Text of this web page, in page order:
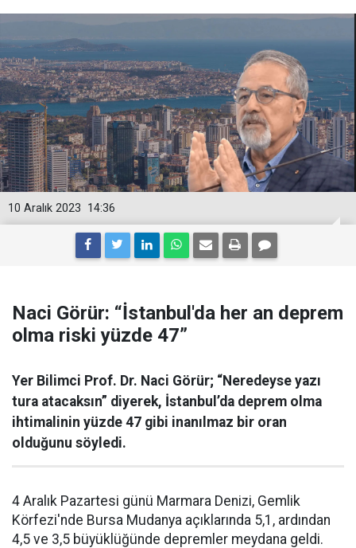
14:36
10 Aralık 2023
Naci Görür: “İstanbul'da her an deprem
olma riski yüzde 47”
Yer Bilimci Prof. Dr. Naci Görür; “Neredeyse yazı
tura atacaksın” diyerek, İstanbul’da deprem olma
ihtimalinin yüzde 47 gibi inanılmaz bir oran
olduğunu söyledi.
4 Aralık Pazartesi günü Marmara Denizi, Gemlik
Körfezi'nde Bursa Mudanya açıklarında 5,1, ardından
4,5 ve 3,5 büyüklüğünde depremler meydana geldi.